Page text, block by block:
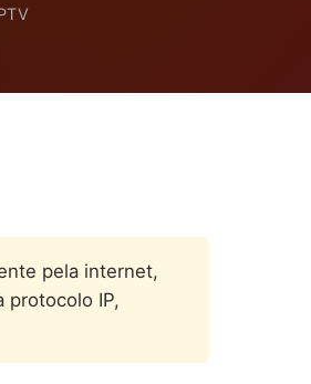
pela internet,
protocolo IP,